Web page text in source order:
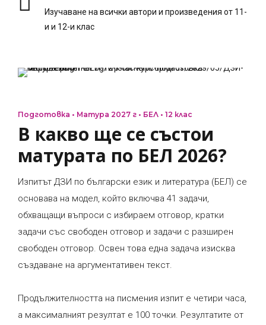
Изучаване на всички автори и произведения от 11-
и и 12-и клас
Подготовка • Матура 2027 г • БЕЛ • 12 клас
В какво ще се състои
матурата по БЕЛ 2026?
Изпитът ДЗИ по български език и литература (БЕЛ) се
основава на модел, който включва 41 задачи,
обхващащи въпроси с избираем отговор, кратки
задачи със свободен отговор и задачи с разширен
свободен отговор. Освен това една задача изисква
създаване на аргументативен текст.
Продължителността на писмения изпит е четири часа,
а максималният резултат е 100 точки. Резултатите от